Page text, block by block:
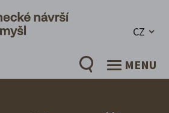
CZ
MENU